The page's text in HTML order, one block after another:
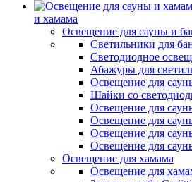
и хамама
Освещение для сауны и
Светильники для
Светодиодное
Абажуры для
Освещение для
Шайки со
Освещение для
Освещение для
Освещение для
Освещение для
Освещение для хамама
Освещение для